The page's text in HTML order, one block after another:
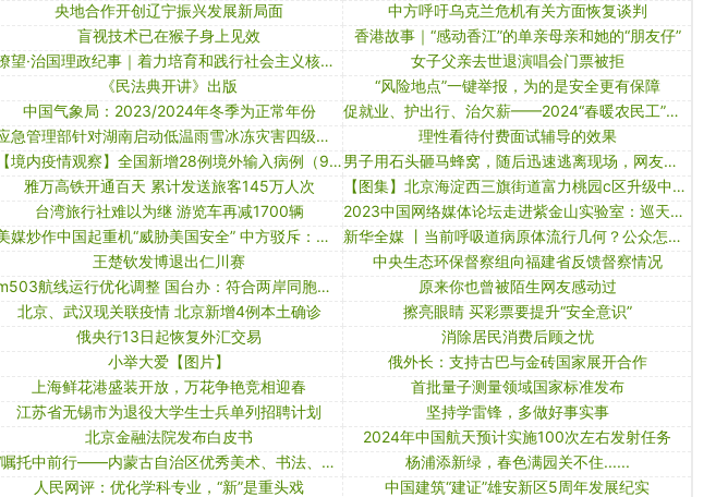
央地合作开创辽宁振兴发展新局面
中方呼吁乌克兰危机有关方面恢复谈判
盲视技术已在猴子身上见效
香港故事｜“感动香江”的单亲母亲和她的“朋友仔”
瞭望·治国理政纪事｜着力培育和践行社会主义核心价值观
女子父亲去世退演唱会门票被拒
《民法典开讲》出版
“风险地点”一键举报，为的是安全更有保障
中国气象局：2023/2024年冬季为正常年份
促就业、护出行、治欠薪——2024“春暖农民工”行动启动
应急管理部针对湖南启动低温雨雪冰冻灾害四级应急响应
理性看待付费面试辅导的效果
【境内疫情观察】全国新增28例境外输入病例（9月2日）
男子用石头砸马蜂窝，随后迅速逃离现场，网友：面对急蜂吧
雅万高铁开通百天 累计发送旅客145万人次
【图集】北京海淀西三旗街道富力桃园c区升级中风险地区
台湾旅行社难以为继 游览车再减1700辆
2023中国网络媒体论坛走进紫金山实验室：巡天探海 彰显实力
美媒炒作中国起重机“威胁美国安全” 中方驳斥：无稽之谈！
新华全媒 丨当前呼吸道病原体流行几何？公众怎么防？——国家卫健委回应关切
王楚钦发博退出仁川赛
中央生态环保督察组向福建省反馈督察情况
m503航线运行优化调整 国台办：符合两岸同胞共同利益
原来你也曾被陌生网友感动过
北京、武汉现关联疫情 北京新增4例本土确诊
擦亮眼睛 买彩票要提升“安全意识”
俄央行13日起恢复外汇交易
消除居民消费后顾之忧
小举大爱【图片】
俄外长：支持古巴与金砖国家展开合作
上海鲜花港盛装开放，万花争艳竞相迎春
首批量子测量领域国家标准发布
江苏省无锡市为退役大学生士兵单列招聘计划
坚持学雷锋，多做好事实事
北京金融法院发布白皮书
2024年中国航天预计实施100次左右发射任务
“嘱托中前行——内蒙古自治区优秀美术、书法、摄影、民间文艺作品展”开展
杨浦添新绿，春色满园关不住......
人民网评：优化学科专业，“新”是重头戏
中国建筑“建证”雄安新区5周年发展纪实